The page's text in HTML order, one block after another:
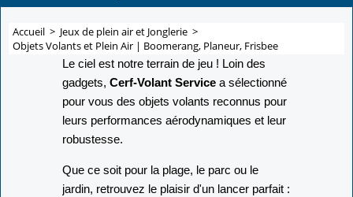
Accueil > Jeux de plein air et Jonglerie >
Objets Volants et Plein Air | Boomerang, Planeur, Frisbee
Le ciel est notre terrain de jeu ! Loin des
gadgets, Cerf-Volant Service a sélectionné
pour vous des objets volants reconnus pour
leurs performances aérodynamiques et leur
robustesse.
Que ce soit pour la plage, le parc ou le
jardin, retrouvez le plaisir d'un lancer parfait :